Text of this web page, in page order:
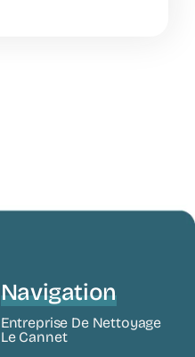
Navigation
Entreprise De Nettoyage
Le Cannet